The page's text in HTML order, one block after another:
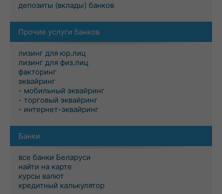
депозиты (вклады) банков
Прочие услуги банков
лизинг для юр.лиц
лизинг для физ.лиц
факторинг
эквайринг
- мобильный эквайринг
- торговый эквайринг
- интернет-эквайринг
Банки
все банки Беларуси
найти на карте
курсы валют
кредитный калькулятор